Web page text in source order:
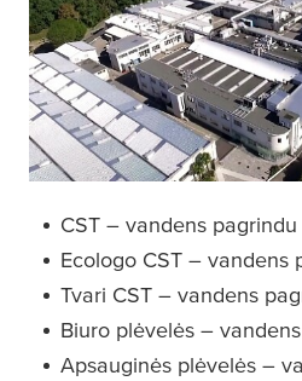
CST – vandens pagrindu
Ecologo CST – vandens
Tvari CST – vandens
Biuro plėvelės –
Apsauginės plėvelės –